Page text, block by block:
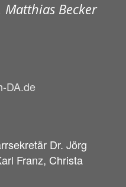
Becker
DA.de
Dr. Jörg
Franz, Christa